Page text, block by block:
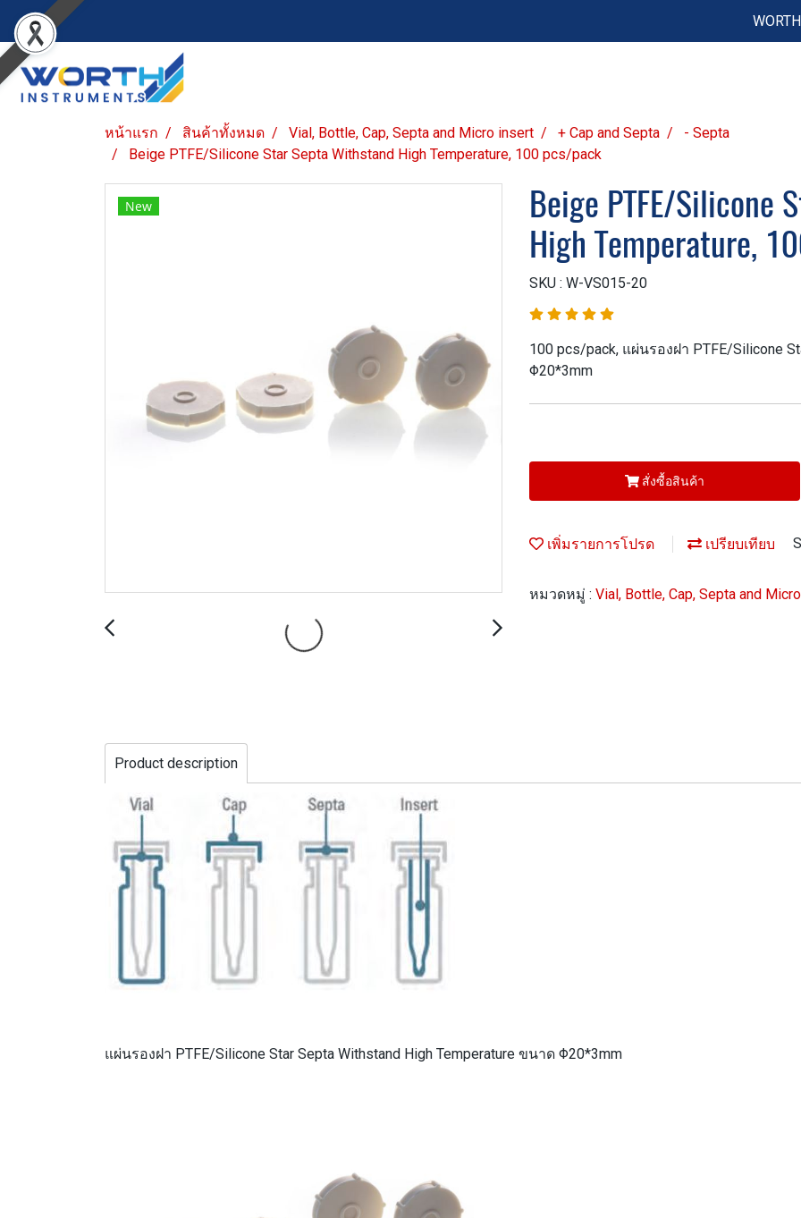
หน้าแรก สินค้าทั้งหมด Vial, Bottle, Cap, Septa and Micro insert + Cap and Septa
- Septa
Beige PTFE/Silicone Star Septa Withstand High Temperature, 100 pcs/pack
New
Beige PTFE/Silicone
High Temperature,
SKU : W-VS015-20
100 pcs/pack, แผ่นรองฝา PTFE/Silicone
Φ20*3mm
สั่งซื้อสินค้า
เพิ่มรายการโปรด เปรียบเทียบ
หมวดหมู่ : Vial, Bottle, Cap, Septa and
Product description
แผ่นรองฝา PTFE/Silicone Star Septa Withstand High Temperature ขนาด Φ20*3mm